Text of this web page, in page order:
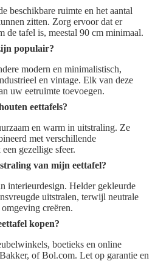
beschikbare ruimte en het aantal
zitten. Zorg ervoor dat er
de tafel is, meestal 90 cm minimaal.
populair?
modern en minimalistisch,
en vintage. Elk van deze
uw eetruimte toevoegen.
eettafels?
en warm in uitstraling. Ze
met verschillende
gezellige sfeer.
van mijn eettafel?
interieurdesign. Helder gekleurde
uitstralen, terwijl neutrale
creëren.
kopen?
boetieks en online
of Bol.com. Let op garantie en